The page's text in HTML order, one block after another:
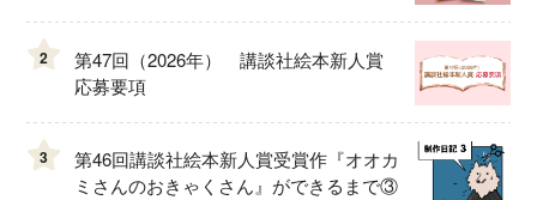
2
第47回（2026年） 講談社絵本新人賞
応募要項
3
第46回講談社絵本新人賞受賞作『オオカ
ミさんのおきゃくさん』ができるまで③